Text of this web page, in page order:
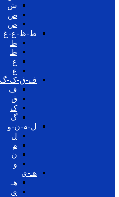
ش
ص
ض
ط-ظ-ع-غ
ط
ظ
ع
غ
ف-ق-ک-گ
ف
ق
ک
گ
ل-م-ن-و
ل
م
ن
و
هـ-ی
هـ
ی